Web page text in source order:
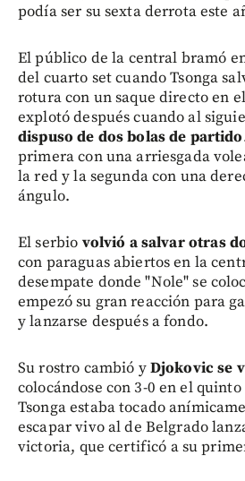
podía ser su sexta derrota este
El público de la central bramó
del cuarto set cuando Tsonga
rotura con un saque directo en
explotó después cuando al
dispuso de dos bolas de partido
primera con una arriesgada
la red y la segunda con una
ángulo.
El serbio volvió a salvar otras
con paraguas abiertos en la
desempate donde "Nole" se
empezó su gran reacción para
y lanzarse después a fondo.
Su rostro cambió yDjokovic se
colocándose con 3-0 en el
Tsonga estaba tocado
escapar vivo al de Belgrado
victoria, que certificó a su